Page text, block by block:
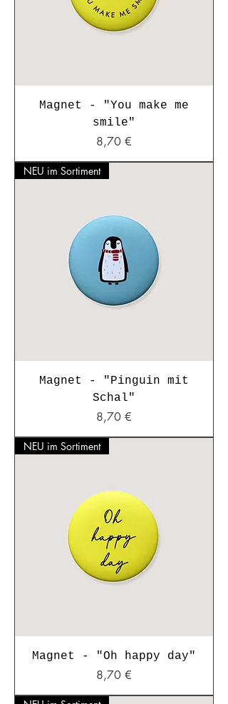
Magnet - "You make me
smile"
Preis
8,70 €
NEU im Sortiment
Magnet - "Pinguin mit
Schal"
Preis
8,70 €
NEU im Sortiment
Magnet - "Oh happy day"
Preis
8,70 €